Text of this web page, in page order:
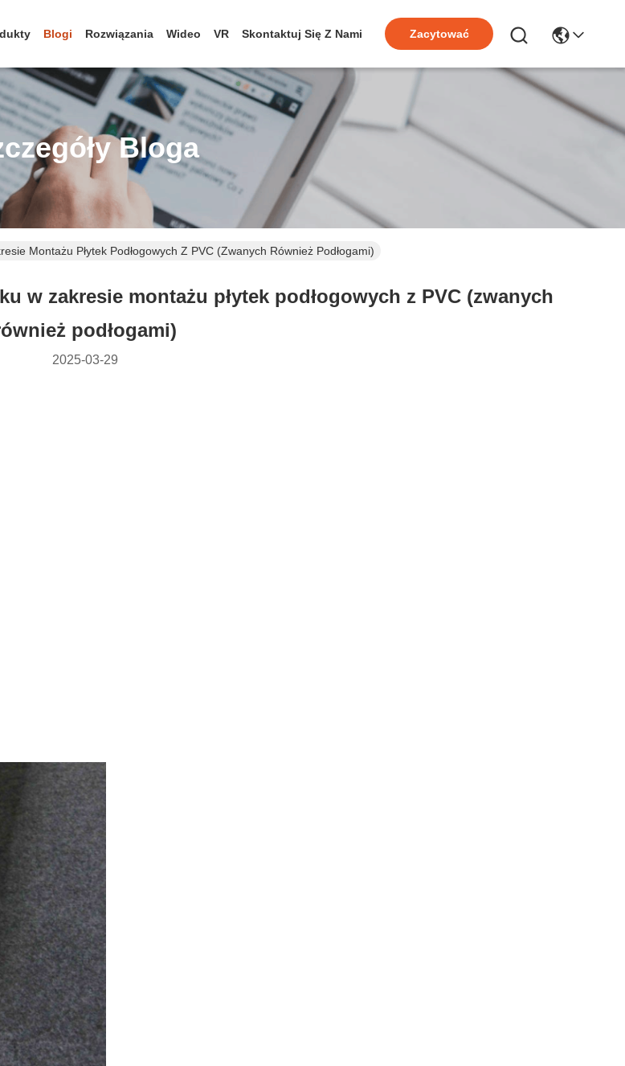
Blogi Rozwiązania Wideo VR Skontaktuj Się Z Nami Zacytować
Bloga
Montażu Płytek Podłogowych Z PVC (zwanych Również Podłogami)
w zakresie montażu płytek podłogowych z PVC (zwanych
podłogami)
2025-03-29